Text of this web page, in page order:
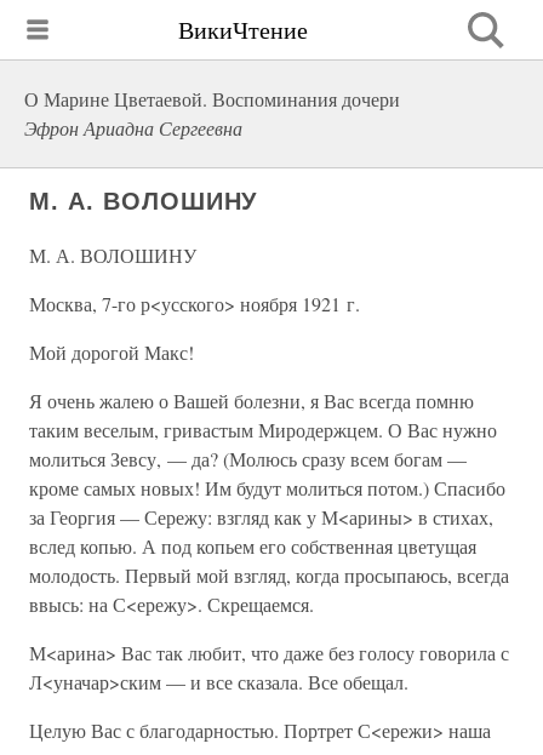
ВикиЧтение
О Марине Цветаевой. Воспоминания дочери
Эфрон Ариадна Сергеевна
М. А. ВОЛОШИНУ
М. А. ВОЛОШИНУ
Москва, 7-го р<усского> ноября 1921 г.
Мой дорогой Макс!
Я очень жалею о Вашей болезни, я Вас всегда помню
таким веселым, гривастым Миродержцем. О Вас нужно
молиться Зевсу, — да? (Молюсь сразу всем богам —
кроме самых новых! Им будут молиться потом.) Спасибо
за Георгия — Сережу: взгляд как у М<арины> в стихах,
вслед копью. А под копьем его собственная цветущая
молодость. Первый мой взгляд, когда просыпаюсь, всегда
ввысь: на С<ережу>. Скрещаемся.
М<арина> Вас так любит, что даже без голосу говорила с
Л<уначар>ским — и все сказала. Все обещал.
Целую Вас с благодарностью. Портрет С<ережи> наша